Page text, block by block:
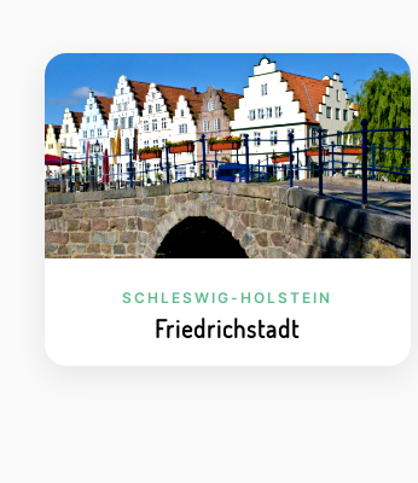
SCHLESWIG-HOLSTEIN
Friedrichstadt